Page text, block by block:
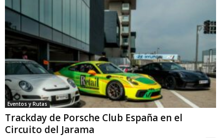
Eventos y Rutas
Trackday de Porsche Club España en el
Circuito del Jarama